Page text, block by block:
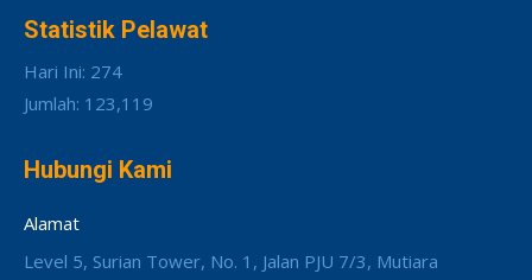
Statistik Pelawat
Hari Ini: 274
Jumlah: 123,119
Hubungi Kami
Alamat
Level 5, Surian Tower, No. 1, Jalan PJU 7/3, Mutiara